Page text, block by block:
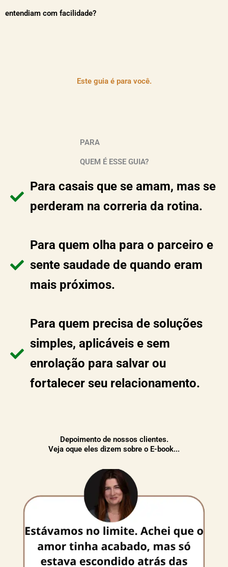
entendiam com facilidade?
Este guia é para você.
PARA
QUEM É ESSE GUIA?
Para casais que se amam, mas se
perderam na correria da rotina.
Para quem olha para o parceiro e
sente saudade de quando eram
mais próximos.
Para quem precisa de soluções
simples, aplicáveis e sem
enrolação para salvar ou
fortalecer seu relacionamento.
Depoimento de nossos clientes.
Veja oque eles dizem sobre o E-book...